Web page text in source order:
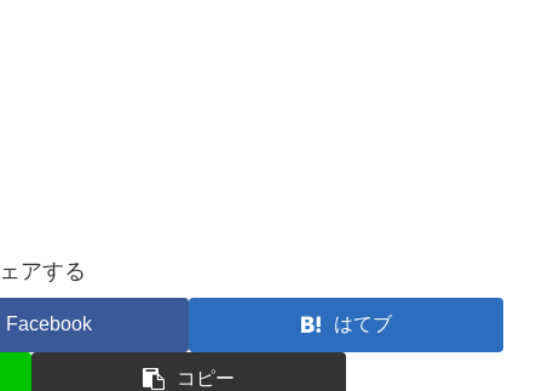
アする
Facebook はてブ
コピー